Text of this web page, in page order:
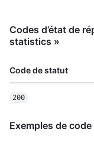
Codes d’état de
statistics »
Code de statut
200
Exemples de